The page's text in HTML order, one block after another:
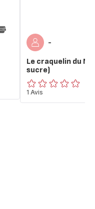
-
Le craquelin du
sucre)
ratings.0
1 Avis